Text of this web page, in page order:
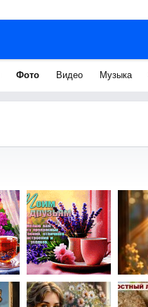
Фото Видео Музыка